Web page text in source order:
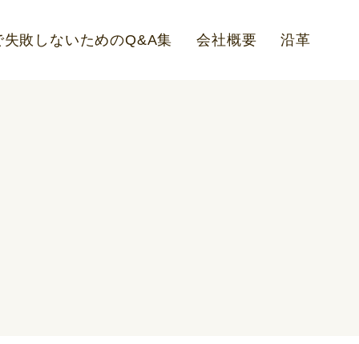
失敗しないためのQ&A集 会社概要 沿革